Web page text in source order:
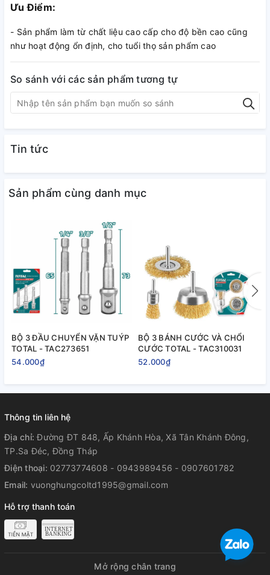
Ưu Điểm:
- Sản phẩm làm từ chất liệu cao cấp cho độ bền cao cũng
như hoạt động ổn định, cho tuổi thọ sản phẩm cao
So sánh với các sản phẩm tương tự
Tin tức
Sản phẩm cùng danh mục
BỘ 3 ĐẦU CHUYỂN VẶN TUÝP
TOTAL - TAC273651
54.000₫
BỘ 3 BÁNH CƯỚC VÀ CHỔI
CƯỚC TOTAL - TAC310031
52.000₫
Thông tin liên hệ
Địa chỉ:Đường ĐT 848, Ấp Khánh Hòa, Xã Tân Khánh Đông,
TP.Sa Đéc, Đồng Tháp
Điện thoại: 02773774608 - 0943989456 - 0907601782
Email: vuonghungcoltd1995@gmail.com
Hỗ trợ thanh toán
Mở rộng chân trang